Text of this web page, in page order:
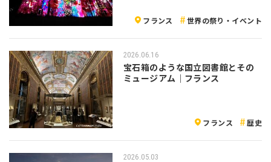
フランス 世界の祭り・イベント
2026.06.16
宝石箱のような国立図書館とその
ミュージアム｜フランス
フランス 歴史
2026.05.03